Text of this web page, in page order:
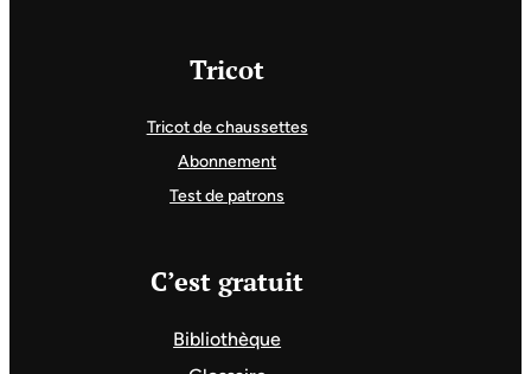
Tricot
Tricot de chaussettes
Abonnement
Test de patrons
C’est gratuit
Bibliothèque